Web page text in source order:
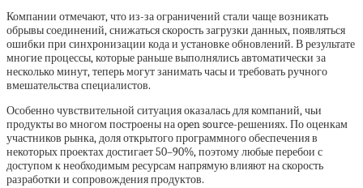
Компании отмечают, что из-за ограничений стали чаще возникать
обрывы соединений, снижаться скорость загрузки данных, появляться
ошибки при синхронизации кода и установке обновлений. В результате
многие процессы, которые раньше выполнялись автоматически за
несколько минут, теперь могут занимать часы и требовать ручного
вмешательства специалистов.
Особенно чувствительной ситуация оказалась для компаний, чьи
продукты во многом построены на open source-решениях. По оценкам
участников рынка, доля открытого программного обеспечения в
некоторых проектах достигает 50–90%, поэтому любые перебои с
доступом к необходимым ресурсам напрямую влияют на скорость
разработки и сопровождения продуктов.